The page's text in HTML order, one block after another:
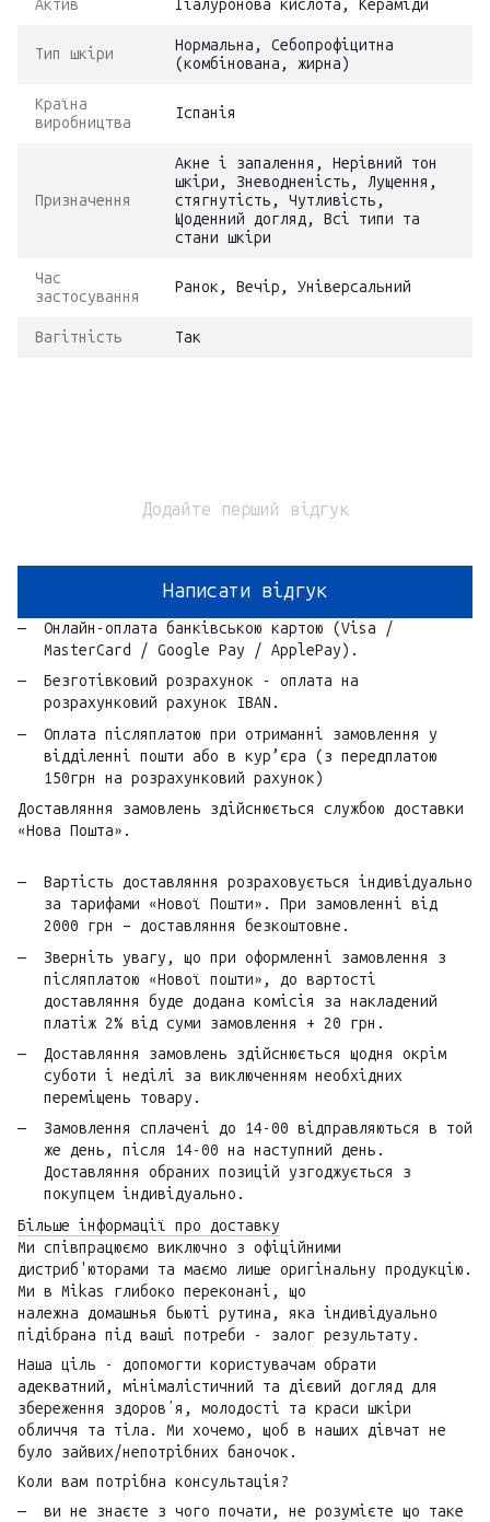
Актив Гіалуронова кислота, Кераміди
Тип шкіри
Нормальна, Себопрофіцитна
(комбінована, жирна)
Країна
виробництва
Іспанія
Призначення
Акне і запалення, Нерівний тон
шкіри, Зневодненість, Лущення,
стягнутість, Чутливість,
Щоденний догляд, Всі типи та
стани шкіри
Час
застосування
Ранок, Вечір, Універсальний
Вагітність Так
Додайте перший відгук
Написати відгук
Онлайн-оплата банківською картою (Visa /
MasterCard / Google Pay / ApplePay).
Безготівковий розрахунок - оплата на
розрахунковий рахунок IBAN.
Оплата післяплатою при отриманні замовлення у
відділенні пошти або в кур’єра (з передплатою
150грн на розрахунковий рахунок)
Доставляння замовлень здійснюється службою доставки
«Нова Пошта».
Вартість доставляння розраховується індивідуально
за тарифами «Нової Пошти». При замовленні від
2000 грн – доставляння безкоштовне.
Зверніть увагу, що при оформленні замовлення з
післяплатою «Нової пошти», до вартості
доставляння буде додана комісія за накладений
платіж 2% від суми замовлення + 20 грн.
Доставляння замовлень здійснюється щодня окрім
суботи і неділі за виключенням необхідних
переміщень товару.
Замовлення сплачені до 14-00 відправляються в той
же день, після 14-00 на наступний день.
Доставляння обраних позицій узгоджується з
покупцем індивідуально.
Більше інформації про доставку
Ми співпрацюємо виключно з офіційними
дистриб'юторами та маємо лише оригінальну продукцію.
Ми в Mikas глибоко переконані, що
належна домашнья бьюті рутина, яка індивідуально
підібрана під ваші потреби - залог результату.
Наша ціль - допомогти користувачам обрати
адекватний, мінімалістичний та дієвий догляд для
збереження здоровʼя, молодості та краси шкіри
обличчя та тіла. Ми хочемо, щоб в наших дівчат не
було зайвих/непотрібних баночок.
Коли вам потрібна консультація?
ви не знаєте з чого почати, не розумієте що таке